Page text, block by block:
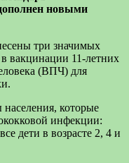
новыми
три значимых
вакцинации 11-летних
(ВПЧ) для
которые
инфекции:
дети в возрасте 2, 4 и